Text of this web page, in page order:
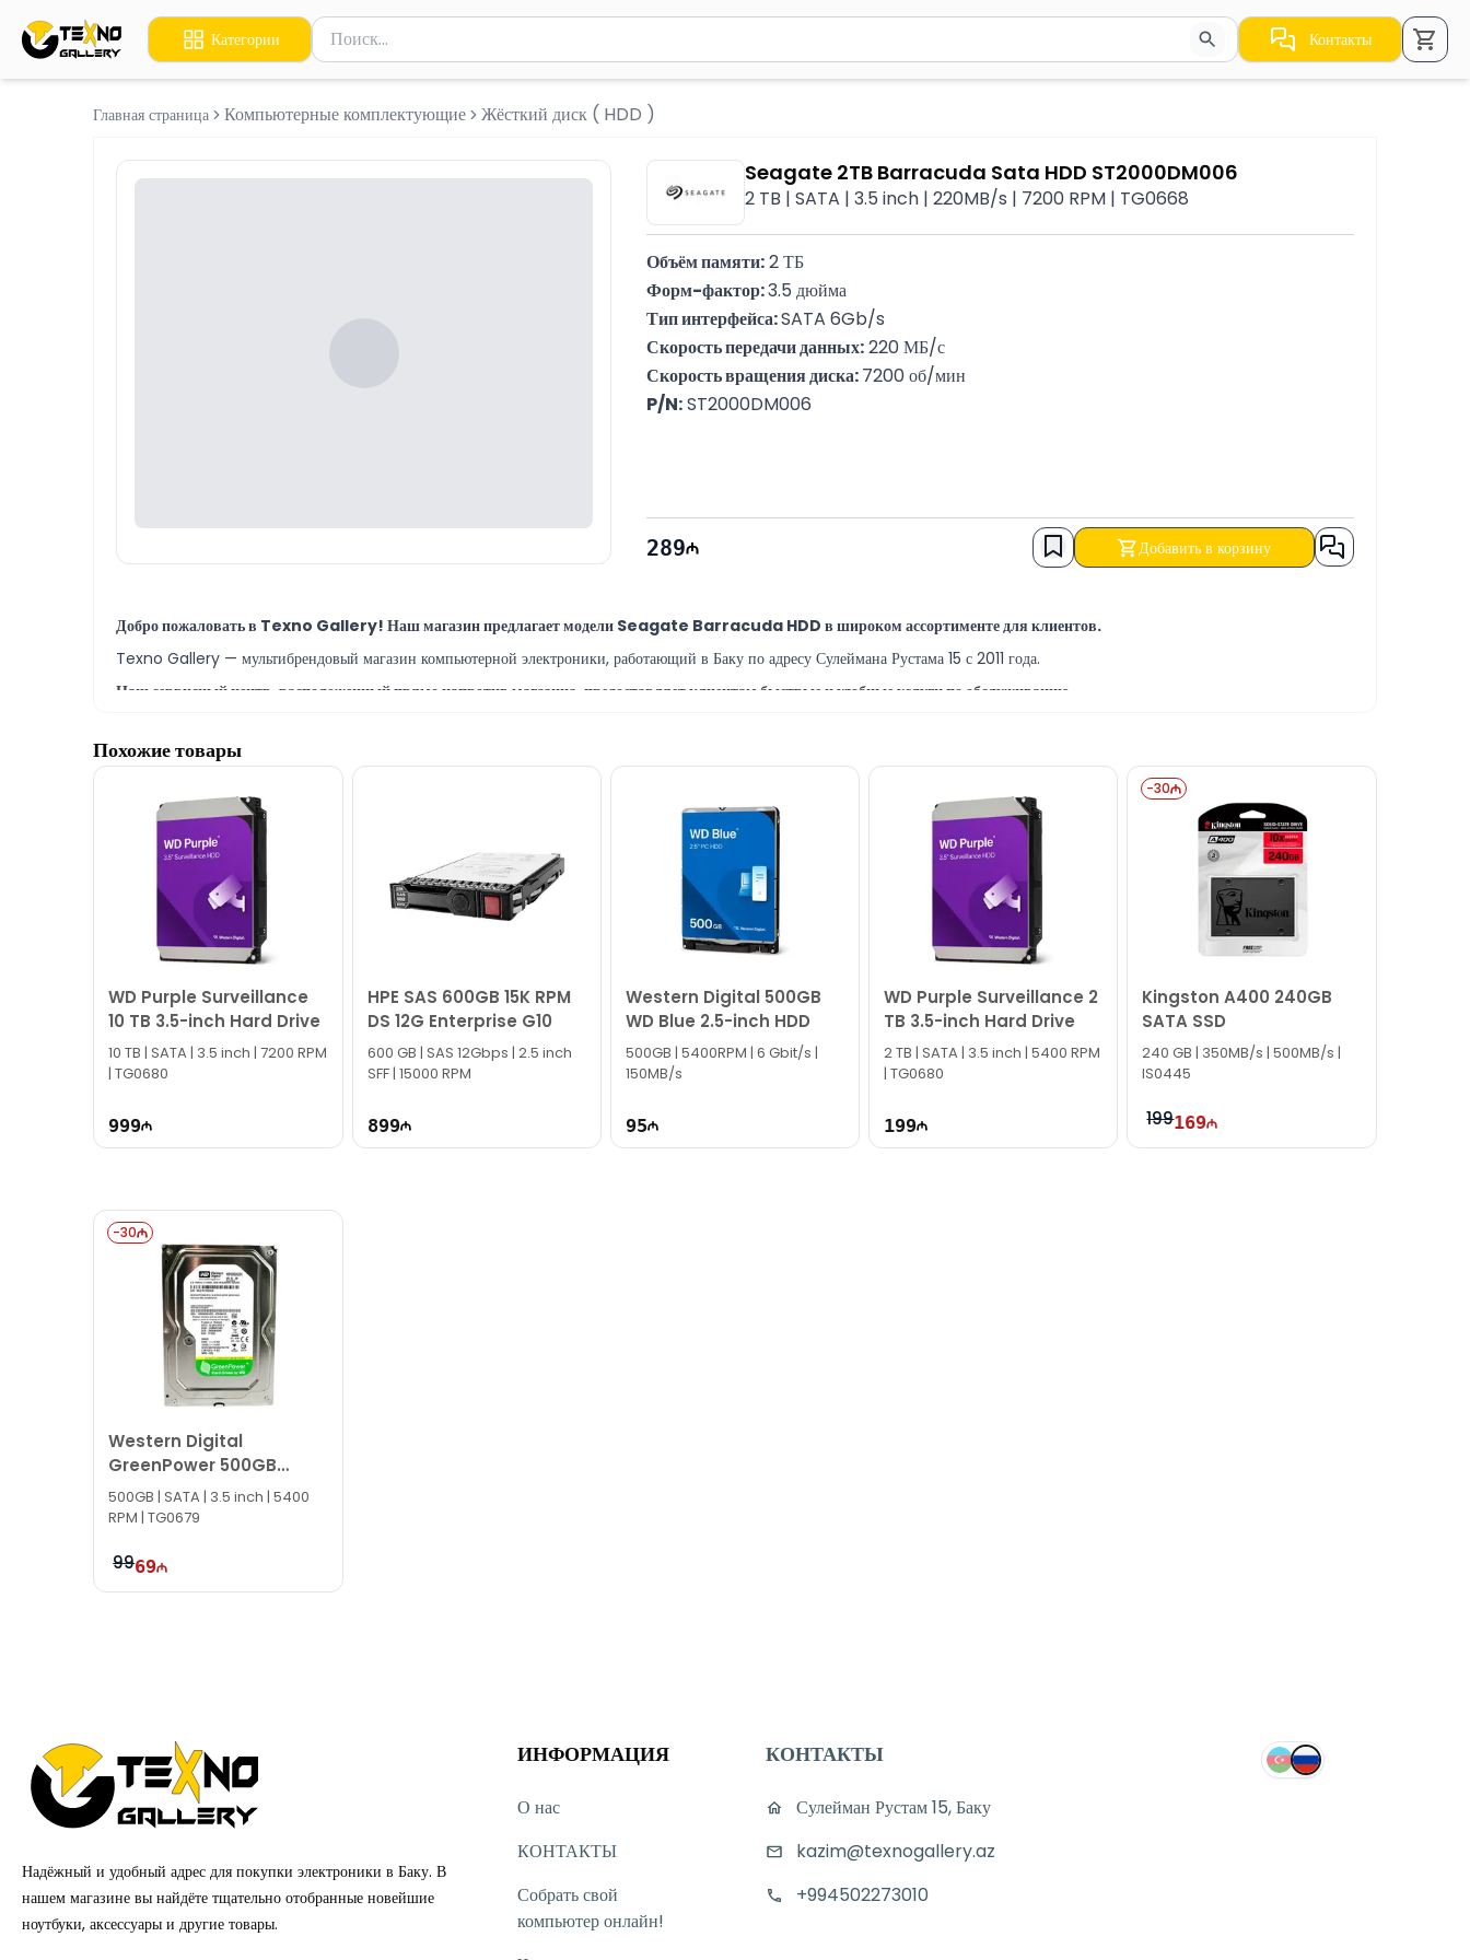
Категории
Поиск товаров
Введите минимум 2 символа для поиска. Нажмите Enter для отправки или используйте стрелки для навигации по результатам.
Контакты
Главная страница Компьютерные комплектующие Жёсткий диск ( HDD )
Seagate 2TB Barracuda Sata HDD ST2000DM006
2 TB | SATA | 3.5 inch | 220MB/s | 7200 RPM | TG0668
Объём памяти: 2 ТБ
Форм-фактор: 3.5 дюйма
Тип интерфейса: SATA 6Gb/s
Скорость передачи данных: 220 МБ/с
Скорость вращения диска: 7200 об/мин
P/N: ST2000DM006
289 Добавить в корзину
Добро пожаловать в Texno Gallery! Наш магазин предлагает модели Seagate Barracuda HDD в широком ассортименте для клиентов.
Texno Gallery — мультибрендовый магазин компьютерной электроники, работающий в Баку по адресу Сулеймана Рустама 15 с 2011 года.
Наш сервисный центр, расположенный прямо напротив магазина, предоставляет клиентам быстрые и удобные услуги по обслуживанию.
Модель Seagate 2TB Barracuda Sata HDD ST2000DM006 вы можете приобрести в Баку по выгодной цене за НАЛИЧНЫЙ, БЕЗНАЛИЧНЫЙ расчет, а также в
Наш адрес находится в 150 метрах от ТЦ 28 Mall.
Если у вас есть вопросы по моделям Seagate Barracuda HDD или другим брендовым товарам, вы можете написать нам через наш сайт.
Если вам нужна помощь с выбором, наши опытные специалисты доступны каждый день с 10:00 до 19:00.
Мы всегда готовы ответить на все ваши вопросы по модели Seagate 2TB Barracuda Sata HDD ST2000DM006 через онлайн-поддержку на нашем сайте.
В нерабочее время вы можете связаться с нами по email или отправить сообщение на наш WhatsApp.
Похожие товары
WD Purple Surveillance
10 TB 3.5-inch Hard Drive
10 TB | SATA | 3.5 inch | 7200 RPM
| TG0680
999
HPE SAS 600GB 15K RPM
DS 12G Enterprise G10
600 GB | SAS 12Gbps | 2.5 inch
SFF | 15000 RPM
899
Western Digital 500GB
WD Blue 2.5-inch HDD
500GB | 5400RPM | 6 Gbit/s |
150MB/s
95
WD Purple Surveillance 2
TB 3.5-inch Hard Drive
2 TB | SATA | 3.5 inch | 5400 RPM
| TG0680
199
-30
Kingston A400 240GB
SATA SSD
240 GB | 350MB/s | 500MB/s |
IS0445
199169
-30
Western Digital
GreenPower 500GB
WD500AVDS
500GB | SATA | 3.5 inch | 5400
RPM | TG0679
9969
Надёжный и удобный адрес для покупки электроники в Баку. В
нашем магазине вы найдёте тщательно отобранные новейшие
ноутбуки, аксессуары и другие товары.
ИНФОРМАЦИЯ
О нас
КОНТАКТЫ
Собрать свой
компьютер онлайн!
КОНТАКТЫ
Сулейман Рустам 15, Баку
kazim@texnogallery.az
+994502273010